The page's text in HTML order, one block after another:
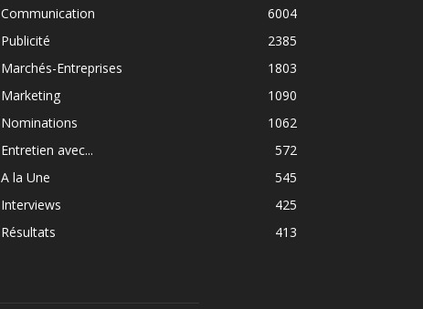
Communication
6004
Publicité
2385
Marchés-Entreprises
1803
Marketing
1090
Nominations
1062
Entretien avec...
572
A la Une
545
Interviews
425
Résultats
413